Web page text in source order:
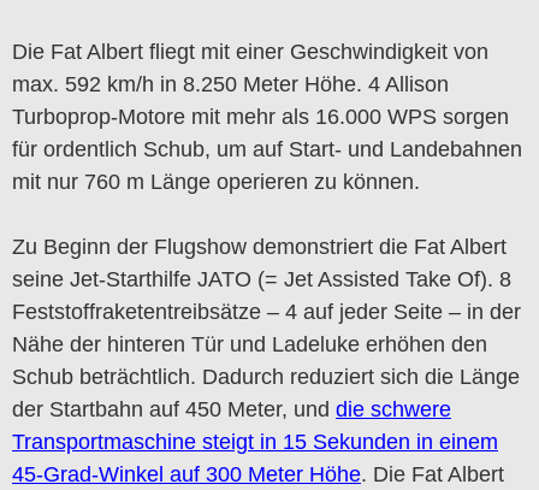
Die Fat Albert fliegt mit einer Geschwindigkeit von
max. 592 km/h in 8.250 Meter Höhe. 4 Allison
Turboprop-Motore mit mehr als 16.000 WPS sorgen
für ordentlich Schub, um auf Start- und Landebahnen
mit nur 760 m Länge operieren zu können.
Zu Beginn der Flugshow demonstriert die Fat Albert
seine Jet-Starthilfe JATO (= Jet Assisted Take Of). 8
Feststoffraketentreibsätze – 4 auf jeder Seite – in der
Nähe der hinteren Tür und Ladeluke erhöhen den
Schub beträchtlich. Dadurch reduziert sich die Länge
der Startbahn auf 450 Meter, und die schwere
Transportmaschine steigt in 15 Sekunden in einem
45-Grad-Winkel auf 300 Meter Höhe. Die Fat Albert